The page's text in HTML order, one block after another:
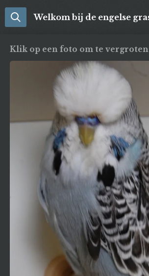
Ga
direct
hoofdinhoud
Klik op een foto om te vergroten